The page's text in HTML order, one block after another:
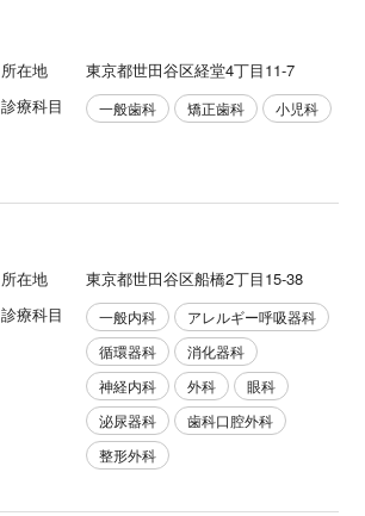
所在地
東京都世田谷区経堂4丁目11-7
診療科目
一般歯科 矯正歯科 小児科
所在地
東京都世田谷区船橋2丁目15-38
診療科目
一般内科
アレルギー呼吸器科
循環器科
消化器科
神経内科
外科
眼科
泌尿器科
歯科口腔外科
整形外科